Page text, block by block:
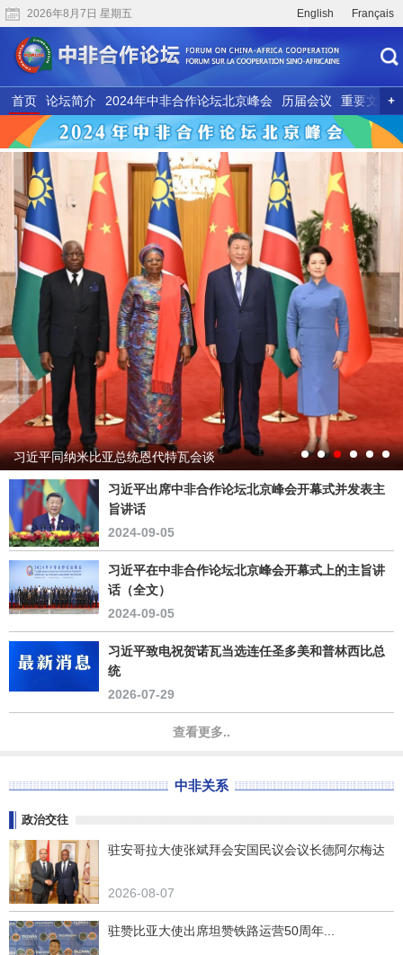
2026年8月7日 星期五 English Français
首页 论坛简介 2024年中非合作论坛北京峰会 历届会议
重要文献
联合研究
精彩视频
习近平同纳米比亚总统恩代特瓦会谈
习近平出席中非合作论坛北京峰会开幕式并发表主
旨讲话
2024-09-05
习近平在中非合作论坛北京峰会开幕式上的主旨讲
话（全文）
2024-09-05
习近平致电祝贺诺瓦当选连任圣多美和普林西比总
统
2026-07-29
查看更多..
中非关系
政治交往
驻安哥拉大使张斌拜会安国民议会议长德阿尔梅达
2026-08-07
驻赞比亚大使出席坦赞铁路运营50周年...